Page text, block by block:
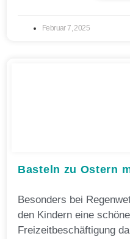
Februar 7, 2025
Basteln zu Ostern
Besonders bei
den Kindern eine
Freizeitbeschäftigung